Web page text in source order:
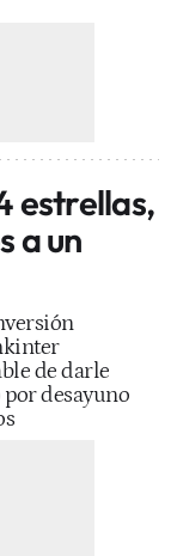
estrellas,
a un
de darle
desayuno